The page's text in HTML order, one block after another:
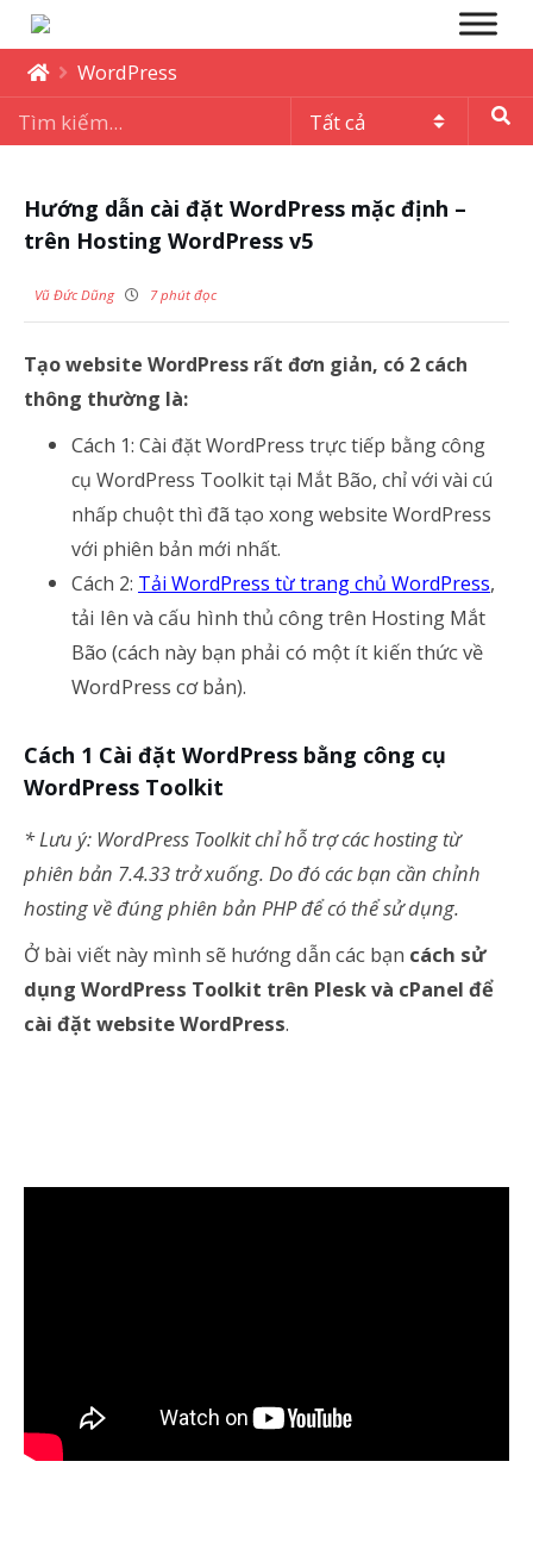
WordPress
Hướng dẫn cài đặt WordPress mặc định –
trên Hosting WordPress v5
Vũ Đức Dũng 7 phút đọc
Tạo website WordPress rất đơn giản, có 2 cách
thông thường là:
Cách 1: Cài đặt WordPress trực tiếp bằng công
cụ WordPress Toolkit tại Mắt Bão, chỉ với vài cú
nhấp chuột thì đã tạo xong website WordPress
với phiên bản mới nhất.
Cách 2: Tải WordPress từ trang chủ WordPress,
tải lên và cấu hình thủ công trên Hosting Mắt
Bão (cách này bạn phải có một ít kiến thức về
WordPress cơ bản).
Cách 1 Cài đặt WordPress bằng công cụ
WordPress Toolkit
* Lưu ý: WordPress Toolkit chỉ hỗ trợ các hosting từ
phiên bản 7.4.33 trở xuống. Do đó các bạn cần chỉnh
hosting về đúng phiên bản PHP để có thể sử dụng.
Ở bài viết này mình sẽ hướng dẫn các bạn cách sử
dụng WordPress Toolkit trên Plesk và cPanel để
cài đặt website WordPress.